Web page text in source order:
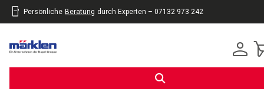
Persönliche Beratung durch Experten – 07132 973 242